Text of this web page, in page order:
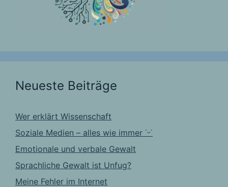
Neueste Beiträge
Wer erklärt Wissenschaft
Soziale Medien – alles wie immer ˙ᵕ˙
Emotionale und verbale Gewalt
Sprachliche Gewalt ist Unfug?
Meine Fehler im Internet